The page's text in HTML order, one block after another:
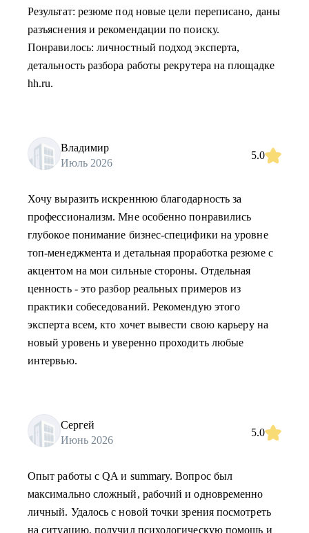
Результат: резюме под новые цели переписано, даны
разъяснения и рекомендации по поиску.
Понравилось: личностный подход эксперта,
детальность разбора работы рекрутера на площадке
hh.ru.
Владимир
Июль 2026
5.0
Хочу выразить искреннюю благодарность за
профессионализм. Мне особенно понравились
глубокое понимание бизнес-специфики на уровне
топ-менеджмента и детальная проработка резюме с
акцентом на мои сильные стороны. Отдельная
ценность - это разбор реальных примеров из
практики собеседований. Рекомендую этого
эксперта всем, кто хочет вывести свою карьеру на
новый уровень и уверенно проходить любые
интервью.
Сергей
Июнь 2026
5.0
Опыт работы с QA и summary. Вопрос был
максимально сложный, рабочий и одновременно
личный. Удалось с новой точки зрения посмотреть
на ситуацию, получил психологическую помощь и